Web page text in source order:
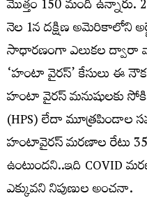
మొత్తం 150 మంది ఉన్నారు.
నెల 1న దక్షిణ అమెరికాలోని
సాధారణంగా ఎలుకల ద్వారా
‘హంటా వైరస్’ కేసులు ఈ
హంటా వైరస్ మనుషులకు
(HPS) లేదా మూత్రపిండాల
హంటావైరస్ మరణాల రేటు
ఉంటుందని..ఇది COVID
ఎక్కువని నిపుణుల అంచనా.